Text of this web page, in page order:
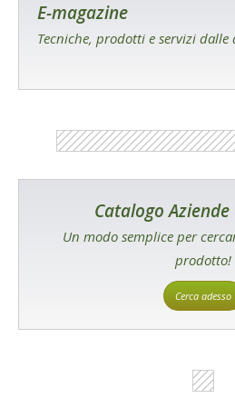
E-magazine
Tecniche, prodotti e servizi dalle
Catalogo
Un modo semplice per
prodotto!
Cerca adesso